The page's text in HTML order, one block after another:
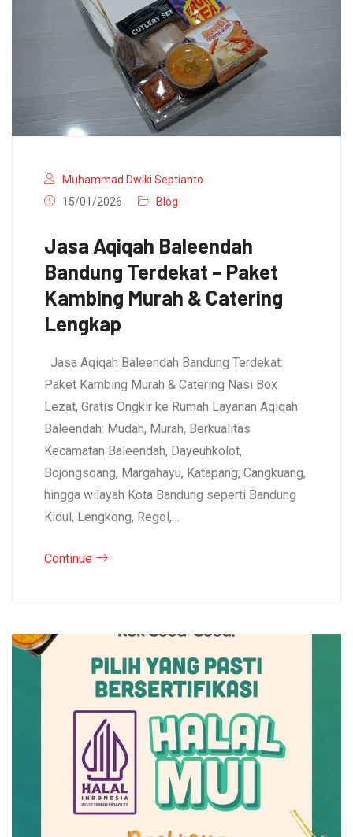
Muhammad Dwiki Septianto
15/01/2026
Blog
Jasa Aqiqah Baleendah
Bandung Terdekat – Paket
Kambing Murah & Catering
Lengkap
Jasa Aqiqah Baleendah Bandung Terdekat:
Paket Kambing Murah & Catering Nasi Box
Lezat, Gratis Ongkir ke Rumah Layanan Aqiqah
Baleendah: Mudah, Murah, Berkualitas
Kecamatan Baleendah, Dayeuhkolot,
Bojongsoang, Margahayu, Katapang, Cangkuang,
hingga wilayah Kota Bandung seperti Bandung
Kidul, Lengkong, Regol,…
Continue